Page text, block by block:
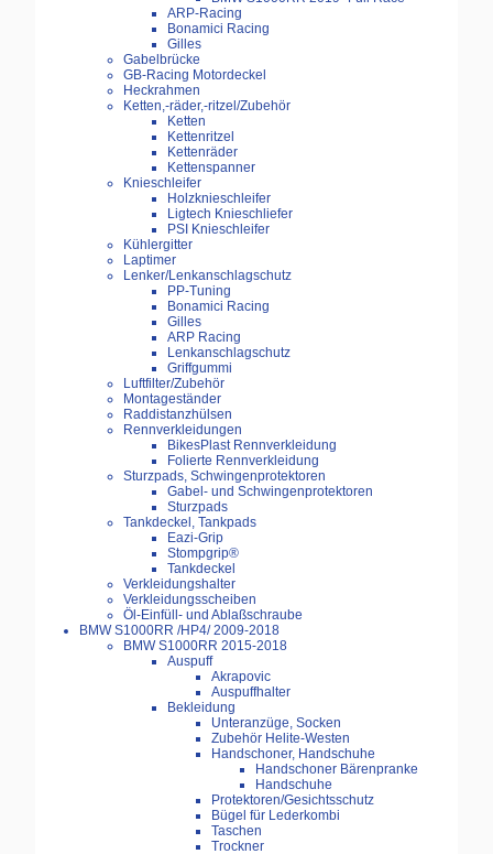
ARP-Racing
Bonamici Racing
Gilles
Gabelbrücke
GB-Racing Motordeckel
Heckrahmen
Ketten,-räder,-ritzel/Zubehör
Ketten
Kettenritzel
Kettenräder
Kettenspanner
Knieschleifer
Holzknieschleifer
Ligtech Knieschliefer
PSI Knieschleifer
Kühlergitter
Laptimer
Lenker/Lenkanschlagschutz
PP-Tuning
Bonamici Racing
Gilles
ARP Racing
Lenkanschlagschutz
Griffgummi
Luftfilter/Zubehör
Montageständer
Raddistanzhülsen
Rennverkleidungen
BikesPlast Rennverkleidung
Folierte Rennverkleidung
Sturzpads, Schwingenprotektoren
Gabel- und Schwingenprotektoren
Sturzpads
Tankdeckel, Tankpads
Eazi-Grip
Stompgrip®
Tankdeckel
Verkleidungshalter
Verkleidungsscheiben
Öl-Einfüll- und Ablaßschraube
BMW S1000RR /HP4/ 2009-2018
BMW S1000RR 2015-2018
Auspuff
Akrapovic
Auspuffhalter
Bekleidung
Unteranzüge, Socken
Zubehör Helite-Westen
Handschoner, Handschuhe
Handschoner Bärenpranke
Handschuhe
Protektoren/Gesichtsschutz
Bügel für Lederkombi
Taschen
Trockner